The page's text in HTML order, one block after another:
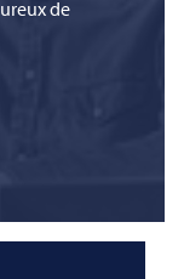
de